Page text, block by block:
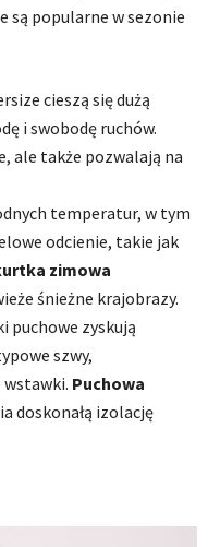
popularne w sezonie
cieszą się dużą
i swobodę ruchów.
ale także pozwalają na
temperatur, w tym
odcienie, takie jak
zimowa
śnieżne krajobrazy.
puchowe zyskują
szwy,
Puchowa
doskonałą izolację